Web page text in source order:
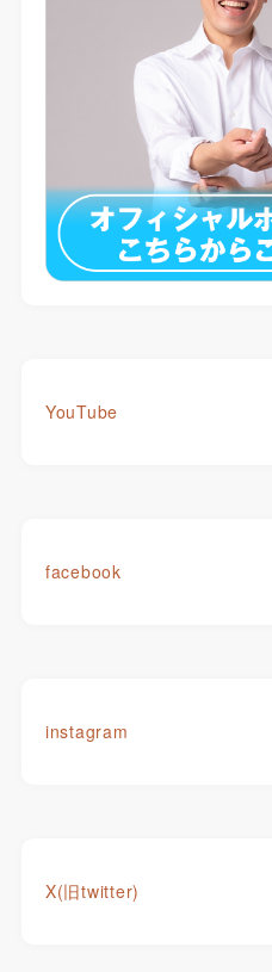
YouTube
facebook
instagram
X(旧twitter)